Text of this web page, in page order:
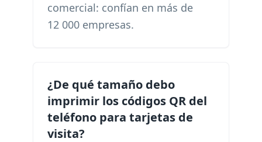
comercial: confían en más de
12 000 empresas.
¿De qué tamaño debo
imprimir los códigos QR del
teléfono para tarjetas de
visita?